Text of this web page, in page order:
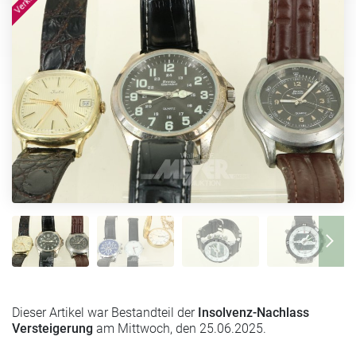
Dieser Artikel war Bestandteil der Insolvenz-Nachlass
Versteigerung am Mittwoch, den 25.06.2025.